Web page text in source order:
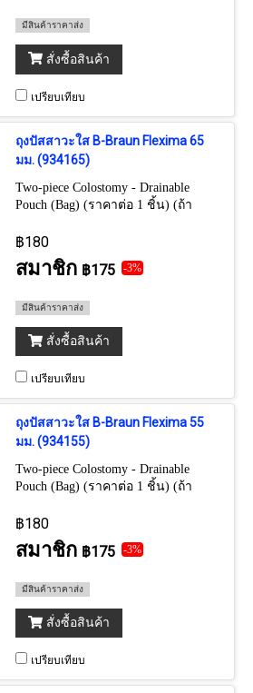
มีสินค้าราคาส่ง
สั่งซื้อสินค้า
เปรียบเทียบ
ถุงปัสสาวะใส B-Braun Flexima 65
มม. (934165)
Two-piece Colostomy - Drainable
Pouch (Bag) (ราคาต่อ 1 ชิ้น) (ถ้า
฿180
สมาชิก ฿175 -3%
มีสินค้าราคาส่ง
สั่งซื้อสินค้า
เปรียบเทียบ
ถุงปัสสาวะใส B-Braun Flexima 55
มม. (934155)
Two-piece Colostomy - Drainable
Pouch (Bag) (ราคาต่อ 1 ชิ้น) (ถ้า
฿180
สมาชิก ฿175 -3%
มีสินค้าราคาส่ง
สั่งซื้อสินค้า
เปรียบเทียบ